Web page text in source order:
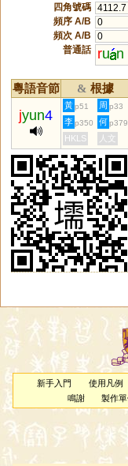
四角號碼 4112.7
頻序 A/B
0
頻次 A/B
0
普通話
ru n
粵語音節 & 根據
jyun4
黃 p51 周 p33
李 p350 何 p379
HKLS 人文
新手入門 使用凡例
鳴謝
製作單